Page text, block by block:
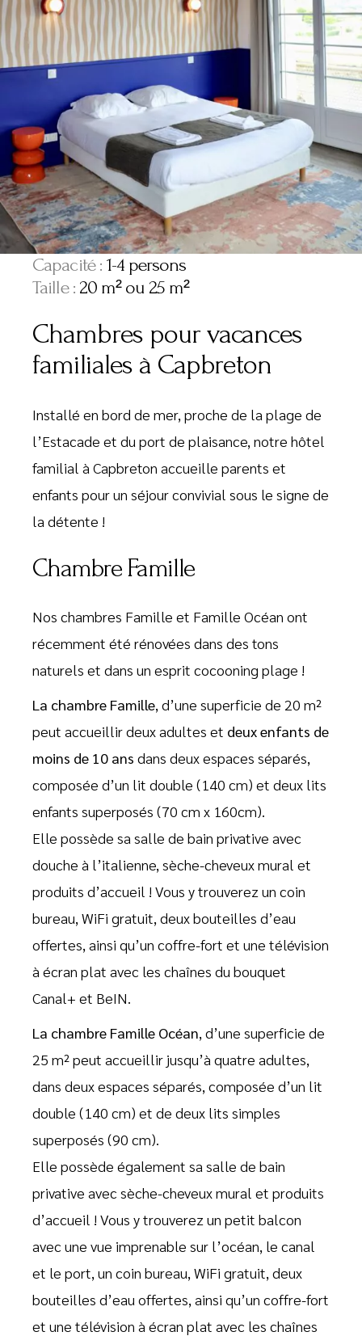
Capacité : 1-4 persons
Taille : 20 m² ou 25 m²
Chambres pour vacances
familiales à Capbreton
Installé en bord de mer, proche de la plage de
l’Estacade et du port de plaisance, notre hôtel
familial à Capbreton accueille parents et
enfants pour un séjour convivial sous le signe de
la détente !
Chambre Famille
Nos chambres Famille et Famille Océan ont
récemment été rénovées dans des tons
naturels et dans un esprit cocooning plage !
La chambre Famille, d’une superficie de 20 m²
peut accueillir deux adultes et deux enfants de
moins de 10 ans dans deux espaces séparés,
composée d’un lit double (140 cm) et deux lits
enfants superposés (70 cm x 160cm).
Elle possède sa salle de bain privative avec
douche à l’italienne, sèche-cheveux mural et
produits d’accueil ! Vous y trouverez un coin
bureau, WiFi gratuit, deux bouteilles d’eau
offertes, ainsi qu’un coffre-fort et une télévision
à écran plat avec les chaînes du bouquet
Canal+ et BeIN.
La chambre Famille Océan, d’une superficie de
25 m² peut accueillir jusqu’à quatre adultes,
dans deux espaces séparés, composée d’un lit
double (140 cm) et de deux lits simples
superposés (90 cm).
Elle possède également sa salle de bain
privative avec sèche-cheveux mural et produits
d’accueil ! Vous y trouverez un petit balcon
avec une vue imprenable sur l’océan, le canal
et le port, un coin bureau, WiFi gratuit, deux
bouteilles d’eau offertes, ainsi qu’un coffre-fort
et une télévision à écran plat avec les chaînes